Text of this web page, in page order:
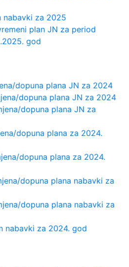
nabavki za 2025
plan JN za period
god
dopuna plana JN za 2024
dopuna plana JN za 2024
dopuna plana JN za
dopuna plana za 2024.
dopuna plana za 2024.
dopuna plana nabavki za
dopuna plana nabavki za
nabavki za 2024. god